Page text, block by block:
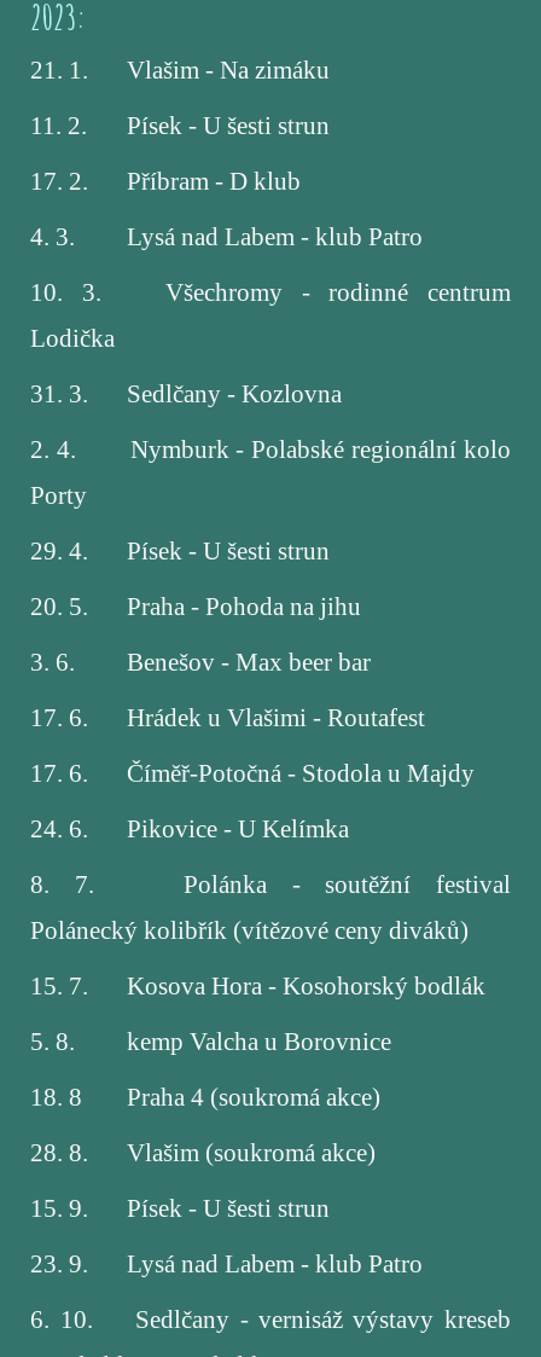
2023:
21. 1.
Vlašim - Na zimáku
11. 2.
Písek - U šesti strun
17. 2.
Příbram - D klub
4. 3.
Lysá nad Labem - klub Patro
10. 3.
Všechromy - rodinné centrum
Lodička
31. 3.
Sedlčany - Kozlovna
2. 4.
Nymburk - Polabské regionální kolo
Porty
29. 4.
Písek - U šesti strun
20. 5.
Praha - Pohoda na jihu
3. 6.
Benešov - Max beer bar
17. 6.
Hrádek u Vlašimi - Routafest
17. 6.
Číměř-Potočná - Stodola u Majdy
24. 6.
Pikovice - U Kelímka
8. 7.
Polánka - soutěžní festival
Polánecký kolibřík (vítězové ceny diváků)
15. 7.
Kosova Hora - Kosohorský bodlák
5. 8.
kemp Valcha u Borovnice
18. 8
Praha 4 (soukromá akce)
28. 8.
Vlašim (soukromá akce)
15. 9.
Písek - U šesti strun
23. 9.
Lysá nad Labem - klub Patro
6. 10.
Sedlčany - vernisáž výstavy kreseb